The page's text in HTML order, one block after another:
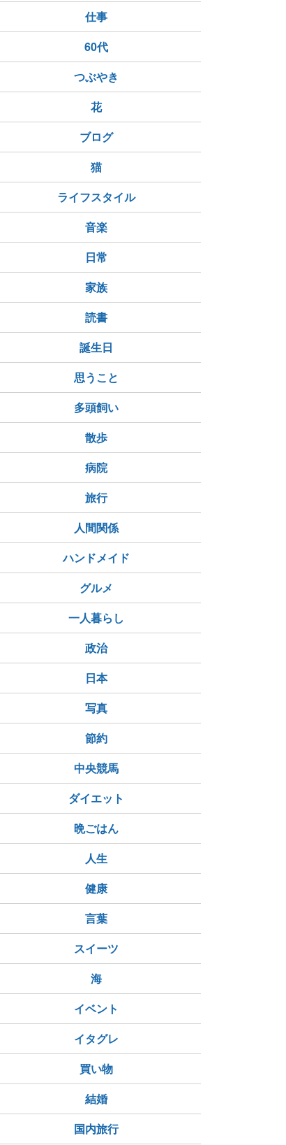
仕事
60代
つぶやき
花
ブログ
猫
ライフスタイル
音楽
日常
家族
読書
誕生日
思うこと
多頭飼い
散歩
病院
旅行
人間関係
ハンドメイド
グルメ
一人暮らし
政治
日本
写真
節約
中央競馬
ダイエット
晩ごはん
人生
健康
言葉
スイーツ
海
イベント
イタグレ
買い物
結婚
国内旅行